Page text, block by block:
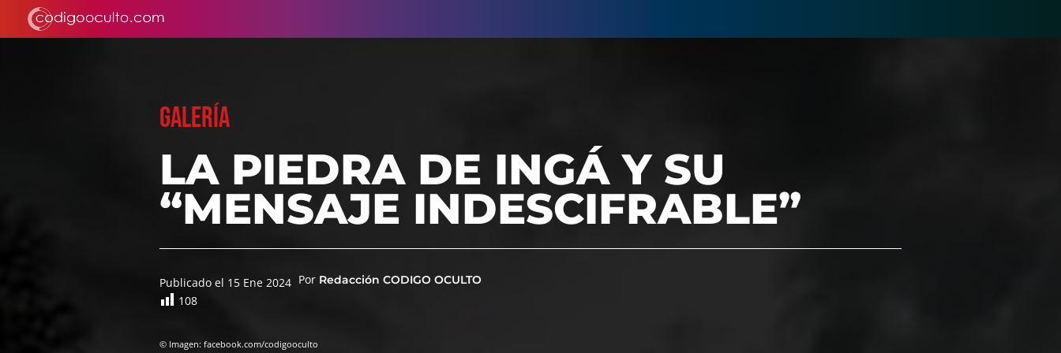
GALERÍA
LA PIEDRA DE INGÁ Y SU
“MENSAJE INDESCIFRABLE”
Publicado el 15 Ene 2024 Por Redacción CODIGO OCULTO
108
© Imagen: facebook.com/codigooculto